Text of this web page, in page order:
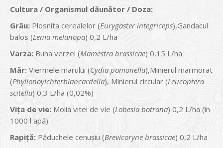
Cultura / Organismul dăunător / Doza:
Grâu: Plosnita cerealelor (Eurygaster integriceps),Gandacul
balos (Lema melanopa) 0,2 L/ha
Varza: Buha verzei (Mamestra brassicae) 0,15 L/ha
Măr: Viermele marului (Cydia pomonella),Minierul marmorat
(Phyllonoyichterblancardella), Minierul circular (Leucoptera
scitella) 0,3 L/ha (0,02%)
Viţa de vie: Molia vitei de vie (Lobesia botrana) 0,2 L/ha (în
1000 l apă)
Rapiţă: Păduchele cenuşiu (Brevicoryne brassicae) 0,2 L/ha